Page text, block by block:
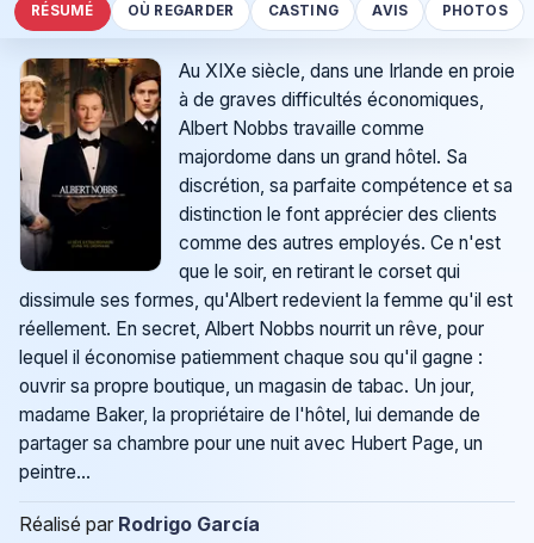
RÉSUMÉ OÙ REGARDER CASTING AVIS PHOTOS
Au XIXe siècle, dans une Irlande en proie
à de graves difficultés économiques,
Albert Nobbs travaille comme
majordome dans un grand hôtel. Sa
discrétion, sa parfaite compétence et sa
distinction le font apprécier des clients
comme des autres employés. Ce n'est
que le soir, en retirant le corset qui
dissimule ses formes, qu'Albert redevient la femme qu'il est
réellement. En secret, Albert Nobbs nourrit un rêve, pour
lequel il économise patiemment chaque sou qu'il gagne :
ouvrir sa propre boutique, un magasin de tabac. Un jour,
madame Baker, la propriétaire de l'hôtel, lui demande de
partager sa chambre pour une nuit avec Hubert Page, un
peintre...
Réalisé par Rodrigo García